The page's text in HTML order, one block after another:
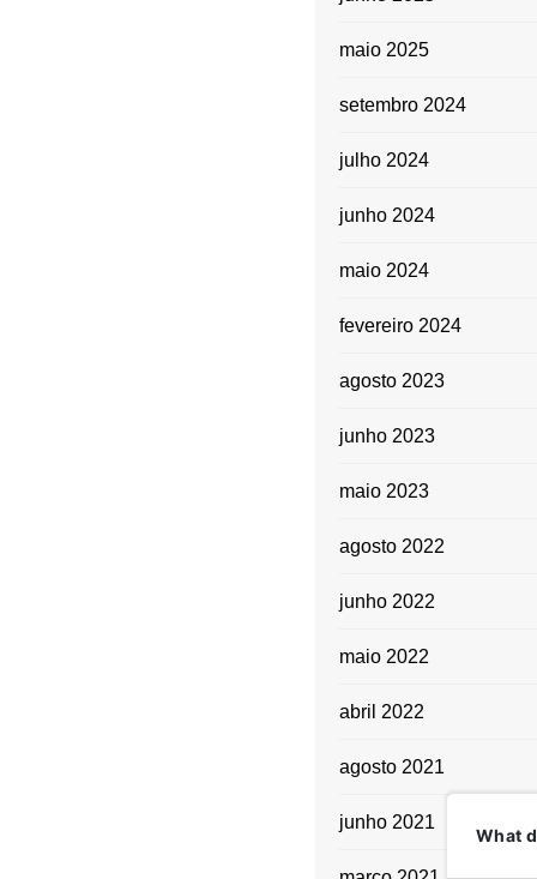
maio 2025
setembro 2024
julho 2024
junho 2024
maio 2024
fevereiro 2024
agosto 2023
junho 2023
maio 2023
agosto 2022
junho 2022
maio 2022
abril 2022
agosto 2021
junho 2021
What